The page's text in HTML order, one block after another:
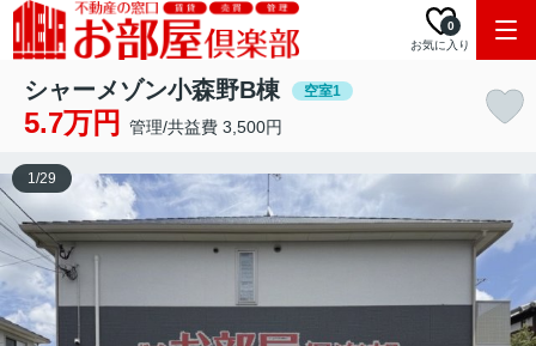
お気に入り
0
シャーメゾン小森野B棟 空室1
5.7万円 管理/共益費 3,500円
1/29